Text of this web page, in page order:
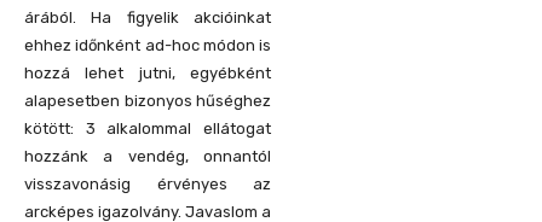
árából. Ha figyelik akcióinkat
ehhez időnként ad-hoc módon is
hozzá lehet jutni, egyébként
alapesetben bizonyos hűséghez
kötött: 3 alkalommal ellátogat
hozzánk a vendég, onnantól
visszavonásig érvényes az
arcképes igazolvány. Javaslom a